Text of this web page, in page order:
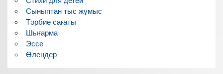
Сыныптан тыс жұмыс
Тәрбие сағаты
Шығарма
Эссе
Өлеңдер